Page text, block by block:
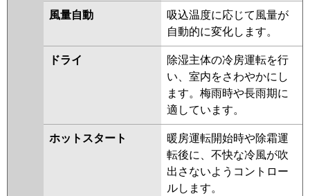
ERP280KLR
RPC-GP280RSHP4 RPC-
GP280RSHP3 RPC-GP280RSHP2
RPCK-GP280RSHP1
RPC-
GP280RSHP1
RPCK-GP280RSHP
RPC-GP280RSHP
RPCK-
AP280SHP8-kobe
RPCK-
AP280SHP8 RPC-AP280SHP8-
RPC-AP280SHP8 RPCK-
AP280SHP7 RPCK-AP280SHP7-
RPC-AP280SHP7-kobe
風量自動
吸込温度に応じて風量が
自動的に変化します。
ドライ
除湿主体の冷房運転を行
い、室内をさわやかにし
ます。梅雨時や長雨期に
適しています。
ホットスタート
暖房運転開始時や除霜運
転後に、不快な冷風が吹
出さないようコントロー
ルします。